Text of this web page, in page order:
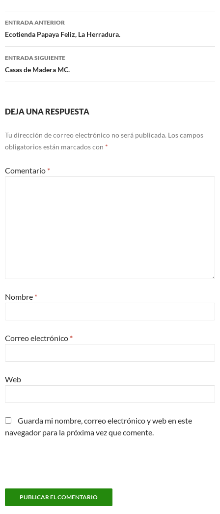
Navegación
de
entradas
ENTRADA ANTERIOR
Ecotienda Papaya Feliz, La Herradura.
ENTRADA SIGUIENTE
Casas de Madera MC.
DEJA UNA RESPUESTA
Tu dirección de correo electrónico no será publicada. Los campos
obligatorios están marcados con *
Comentario *
Nombre *
Correo electrónico *
Web
Guarda mi nombre, correo electrónico y web en este
navegador para la próxima vez que comente.